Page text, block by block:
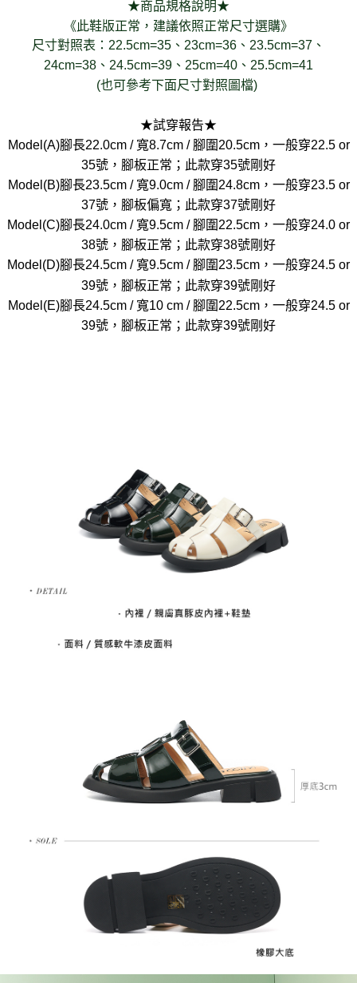
★商品規格說明★
《此鞋版正常，建議依照正常尺寸選購》
尺寸對照表：22.5cm=35、23cm=36、23.5cm=37、
24cm=38、24.5cm=39、25cm=40、25.5cm=41
(也可參考下面尺寸對照圖檔)
★試穿報告★
Model(A)腳長22.0cm / 寬8.7cm / 腳圍20.5cm，一般穿22.5 or
35號，腳板正常；此款穿35號剛好
Model(B)腳長23.5cm / 寬9.0cm / 腳圍24.8cm，一般穿23.5 or
37號，腳板偏寬；此款穿37號剛好
Model(C)腳長24.0cm / 寬9.5cm / 腳圍22.5cm，一般穿24.0 or
38號，腳板正常；此款穿38號剛好
Model(D)腳長24.5cm / 寬9.5cm / 腳圍23.5cm，一般穿24.5 or
39號，腳板正常；此款穿39號剛好
Model(E)腳長24.5cm / 寬10 cm / 腳圍22.5cm，一般穿24.5 or
39號，腳板正常；此款穿39號剛好